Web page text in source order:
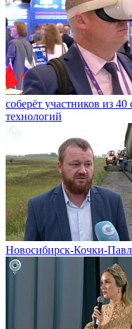
соберёт участников из
технологий
Новосибирск-Кочки-